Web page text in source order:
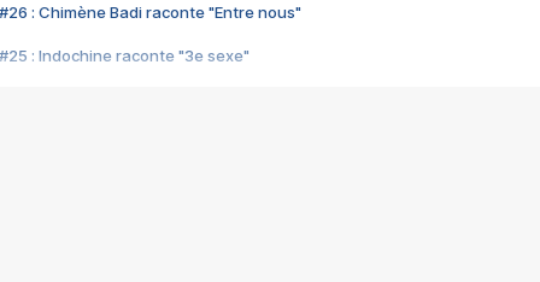
#26 : Chimène Badi raconte "Entre nous"
#25 : Indochine raconte "3e sexe"